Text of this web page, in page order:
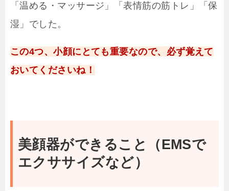
「温める・マッサージ」「表情筋の筋トレ」「保
湿」でした。
この4つ、小顔にとても重要なので、必ず覚えて
おいてくださいね！
美顔器ができること（EMSで
エクササイズなど）